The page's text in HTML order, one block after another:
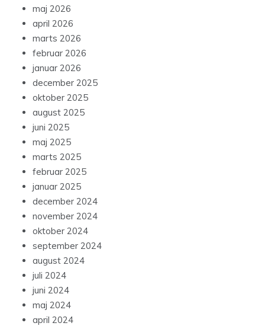
maj 2026
april 2026
marts 2026
februar 2026
januar 2026
december 2025
oktober 2025
august 2025
juni 2025
maj 2025
marts 2025
februar 2025
januar 2025
december 2024
november 2024
oktober 2024
september 2024
august 2024
juli 2024
juni 2024
maj 2024
april 2024